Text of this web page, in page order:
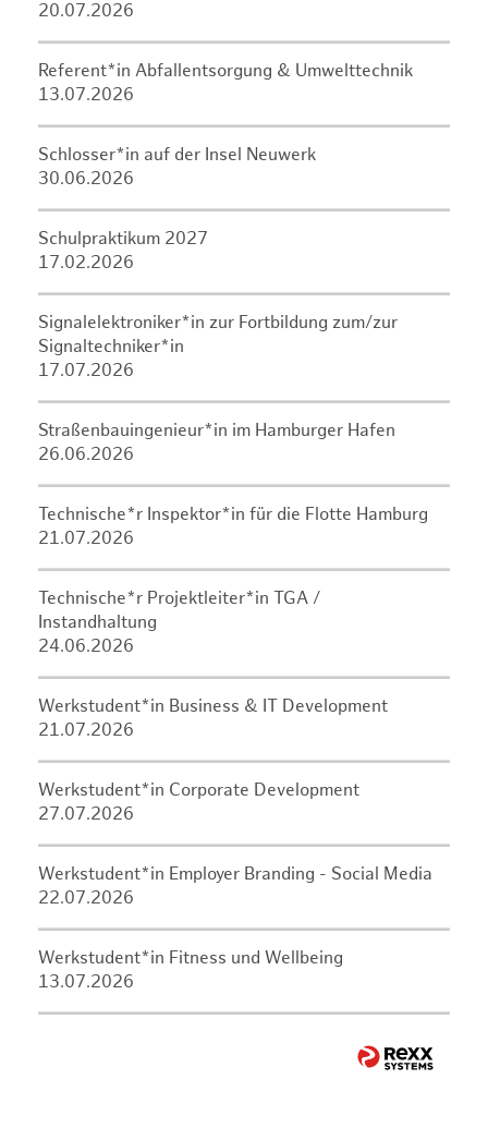
20.07.2026
Referent*in Abfallentsorgung & Umwelttechnik
13.07.2026
Schlosser*in auf der Insel Neuwerk
30.06.2026
Schulpraktikum 2027
17.02.2026
Signalelektroniker*in zur Fortbildung zum/zur
Signaltechniker*in
17.07.2026
Straßenbauingenieur*in im Hamburger Hafen
26.06.2026
Technische*r Inspektor*in für die Flotte Hamburg
21.07.2026
Technische*r Projektleiter*in TGA /
Instandhaltung
24.06.2026
Werkstudent*in Business & IT Development
21.07.2026
Werkstudent*in Corporate Development
27.07.2026
Werkstudent*in Employer Branding - Social Media
22.07.2026
Werkstudent*in Fitness und Wellbeing
13.07.2026